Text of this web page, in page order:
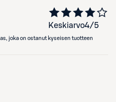
Keskiarvo4/5
joka on ostanut kyseisen tuotteen